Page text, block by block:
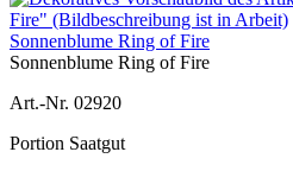
Sonnenblume Ring of Fire
Sonnenblume Ring of Fire
Art.-Nr. 02920
Portion Saatgut